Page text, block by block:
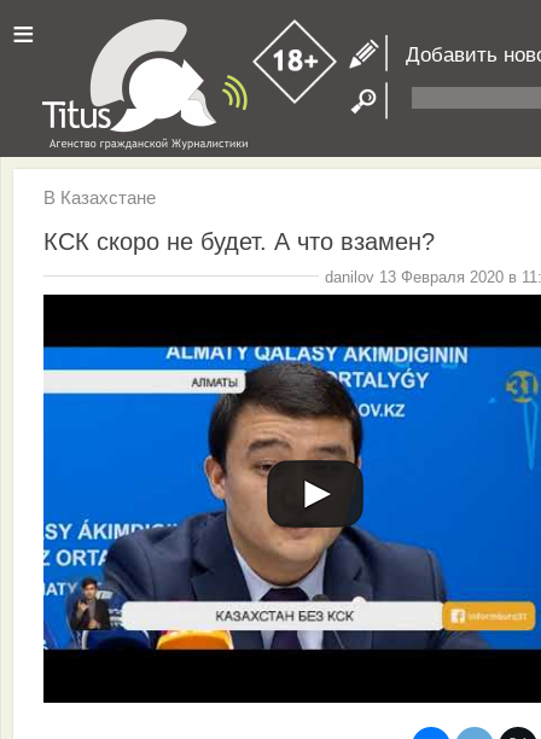
≡ Добавить
В Казахстане
КСК скоро не будет. А что взамен?
danilov 13 Февраля 2020 в